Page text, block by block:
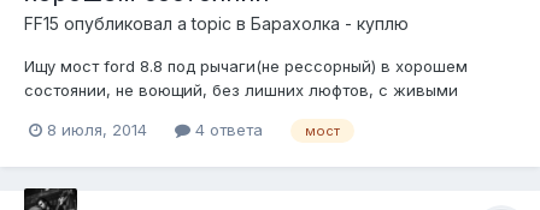
FF15 опубликовал a topic в Барахолка - куплю
Ищу мост ford 8.8 под рычаги(не рессорный) в хорошем
состоянии, не воющий, без лишних люфтов, с живыми
сателлитами дифа). Под пять или четыре шпильки, ГП
без блокировки. Желательно в Москв...
8 июля, 2014 4 ответа мост